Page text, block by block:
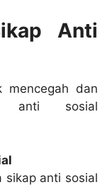
Anti
mencegah dan
anti sosial
sikap anti sosial